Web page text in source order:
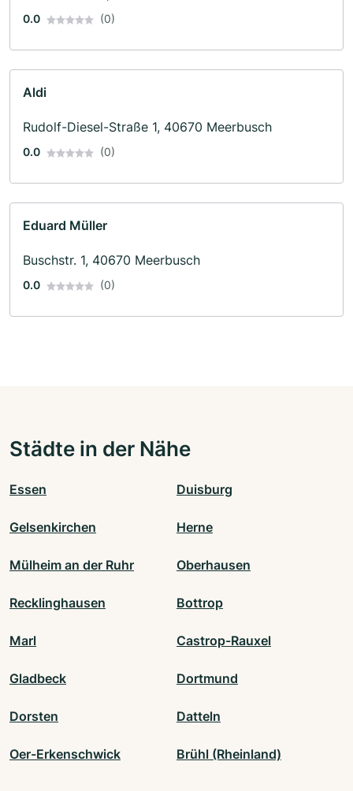
0.0 (0)
Aldi
Rudolf-Diesel-Straße 1, 40670 Meerbusch
0.0 (0)
Eduard Müller
Buschstr. 1, 40670 Meerbusch
0.0 (0)
Städte in der Nähe
Essen Duisburg
Gelsenkirchen Herne
Mülheim an der Ruhr Oberhausen
Recklinghausen Bottrop
Marl Castrop-Rauxel
Gladbeck Dortmund
Dorsten Datteln
Oer-Erkenschwick Brühl (Rheinland)